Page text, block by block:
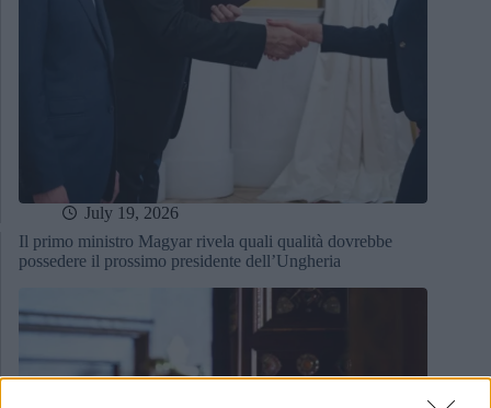
July 19, 2026
Il primo ministro Magyar rivela quali qualità dovrebbe
possedere il prossimo presidente dell’Ungheria